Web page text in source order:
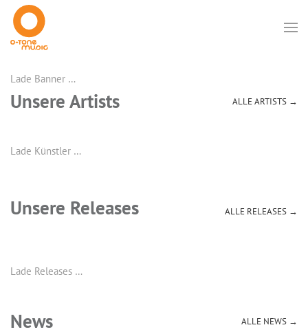
Lade Banner …
Unsere Artists ALLE ARTISTS →
Lade Künstler …
Unsere Releases ALLE RELEASES →
Lade Releases …
News ALLE NEWS →